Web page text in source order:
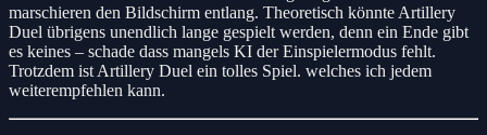
marschieren den Bildschirm entlang. Theoretisch könnte Artillery
Duel übrigens unendlich lange gespielt werden, denn ein Ende gibt
es keines – schade dass mangels KI der Einspielermodus fehlt.
Trotzdem ist Artillery Duel ein tolles Spiel. welches ich jedem
weiterempfehlen kann.